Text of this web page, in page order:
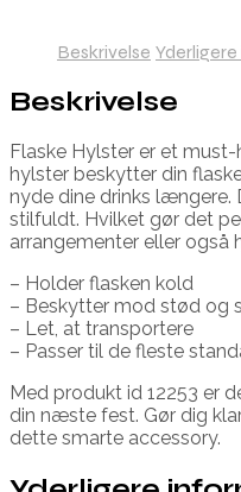
Beskrivelse
Beskrivelse
Flaske Hylster er et
hylster beskytter din
nyde dine drinks længere.
stilfuldt. Hvilket gør det
arrangementer eller også
– Holder flasken kold
– Beskytter mod stød og
– Let, at transportere
– Passer til de fleste
Med produkt id 12253 er
din næste fest. Gør dig
dette smarte accessory.